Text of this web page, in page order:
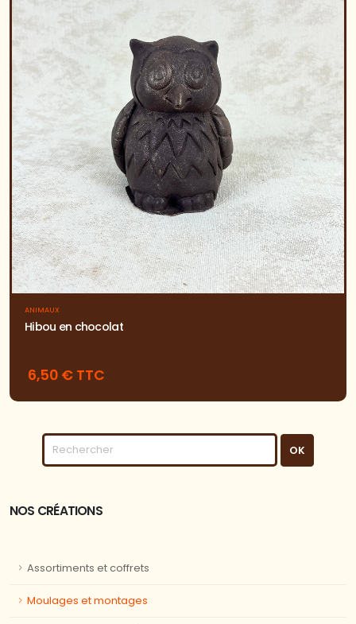
ANIMAUX
Hibou en chocolat
6,50 € TTC
NOS CRÉATIONS
Assortiments et coffrets
Moulages et montages